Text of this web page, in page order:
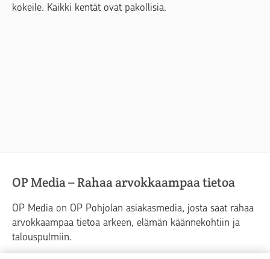
kokeile. Kaikki kentät ovat pakollisia.
OP Media – Rahaa arvokkaampaa tietoa
OP Media on OP Pohjolan asiakasmedia, josta saat rahaa
arvokkaampaa tietoa arkeen, elämän käännekohtiin ja
talouspulmiin.